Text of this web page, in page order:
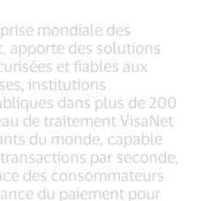
mondiale des
apporte des solutions
et fiables aux
institutions
dans plus de 200
de traitement VisaNet
du monde, capable
par seconde,
des consommateurs
du paiement pour